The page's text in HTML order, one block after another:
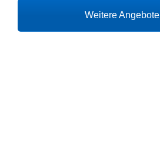
Weitere Angebote